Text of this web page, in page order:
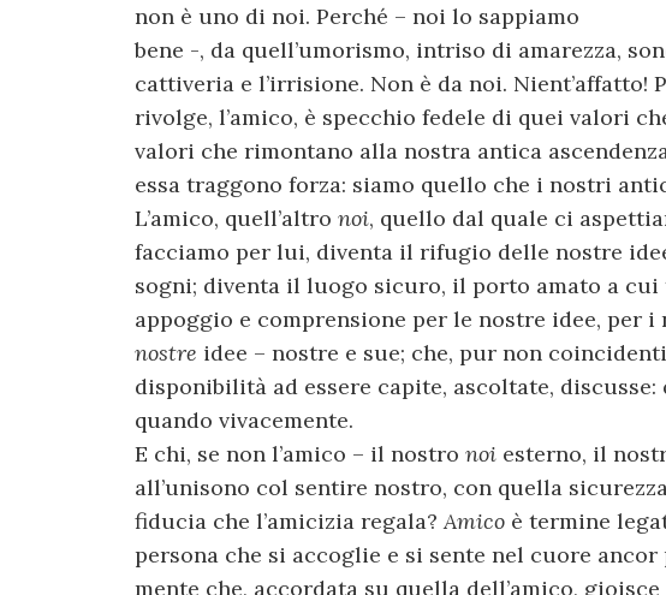
non è uno di noi. Perché – noi lo sappiamo
bene -, da quell’umorismo, intriso di amarezza,
cattiveria e l’irrisione. Non è da noi. Nient’affatto!
rivolge, l’amico, è specchio fedele di quei valori
valori che rimontano alla nostra antica
essa traggono forza: siamo quello che i nostri
L’amico, quell’altro noi, quello dal quale ci
facciamo per lui, diventa il rifugio delle nostre
sogni; diventa il luogo sicuro, il porto amato a
appoggio e comprensione per le nostre idee, per
nostre idee – nostre e sue; che, pur non
disponibilità ad essere capite, ascoltate,
quando vivacemente.
E chi, se non l’amico – il nostro noi esterno, il
all’unisono col sentire nostro, con quella
fiducia che l’amicizia regala? Amico è termine
persona che si accoglie e si sente nel cuore
mente che, accordata su quella dell’amico,